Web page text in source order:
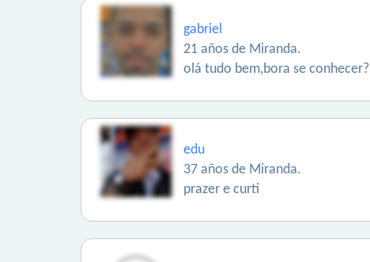
gabriel
21 años de Miranda.
olá tudo bem,bora se conhecer?
edu
37 años de Miranda.
prazer e curti